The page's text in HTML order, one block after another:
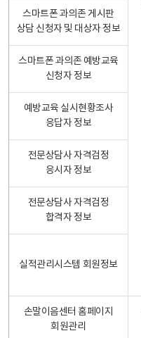
스마트폰 과의존 게시판
상담 신청자 및 대상자 정보
스마트폰 과의존 예방교육
신청자 정보
예방교육 실시현황조사
응답자 정보
전문상담사 자격검정
응시자 정보
전문상담사 자격검정
합격자 정보
실적관리시스템 회원정보
손말이음센터 홈페이지
회원관리